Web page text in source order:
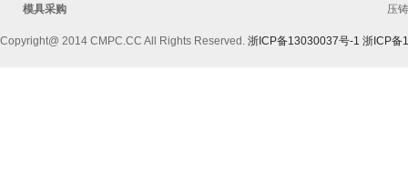
模具采购
压
Copyright@ 2014 CMPC.CC All Rights Reserved. 浙ICP备13030037号-1 浙ICP备